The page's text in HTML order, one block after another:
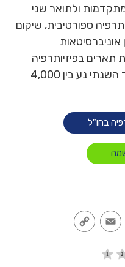
ולתואר שני
ספורטיבית, שיקום
אוניברסיטאות
תארים בפיזיותרפיה
באנגלית, כאשר שכר הלימוד השנתי נע בין 4,000
בחו”ל
LinkedIn
Email